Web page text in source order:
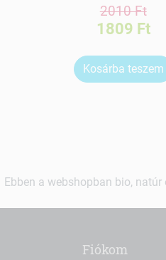
2010 Ft
1809 Ft
Kosárba teszem
Ebben a webshopban bio,
Fiókom